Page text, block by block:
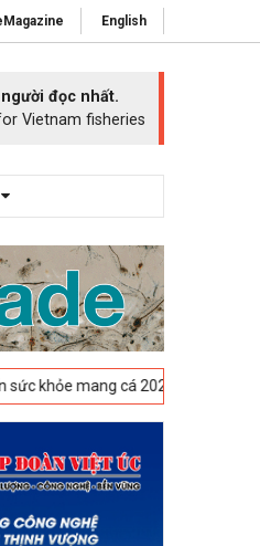
English
đọc nhất.
Vietnam fisheries
cá 2025 -23-04-2025